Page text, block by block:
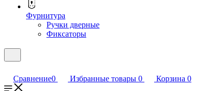
Фурнитура
Ручки дверные
Фиксаторы
Сравнение0 Избранные товары 0 Корзина 0